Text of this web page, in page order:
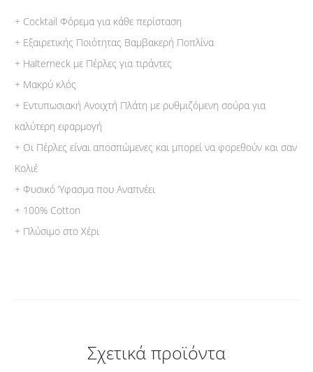
+ Cocktail Φόρεμα για κάθε περίσταση
+ Εξαιρετικής Ποιότητας Βαμβακερή Ποπλίνα
+ Halterneck με Πέρλες για τιράντες
+ Μακρύ κλός
+ Εντυπωσιακή Aνοιχτή Πλάτη με ρυθμιζόμενη σούρα για
καλύτερη εφαρμογή
+ Οι Πέρλες είναι αποσπώμενες και μπορεί να φορεθούν και σαν
Κολιέ
+ Φυσικό Ύφασμα που Αναπνέει
+ 100% Cotton
+ Πλύσιμο στο Χέρι
Σχετικά προϊόντα